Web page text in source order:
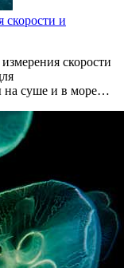
и
скорости
на суше и в море…